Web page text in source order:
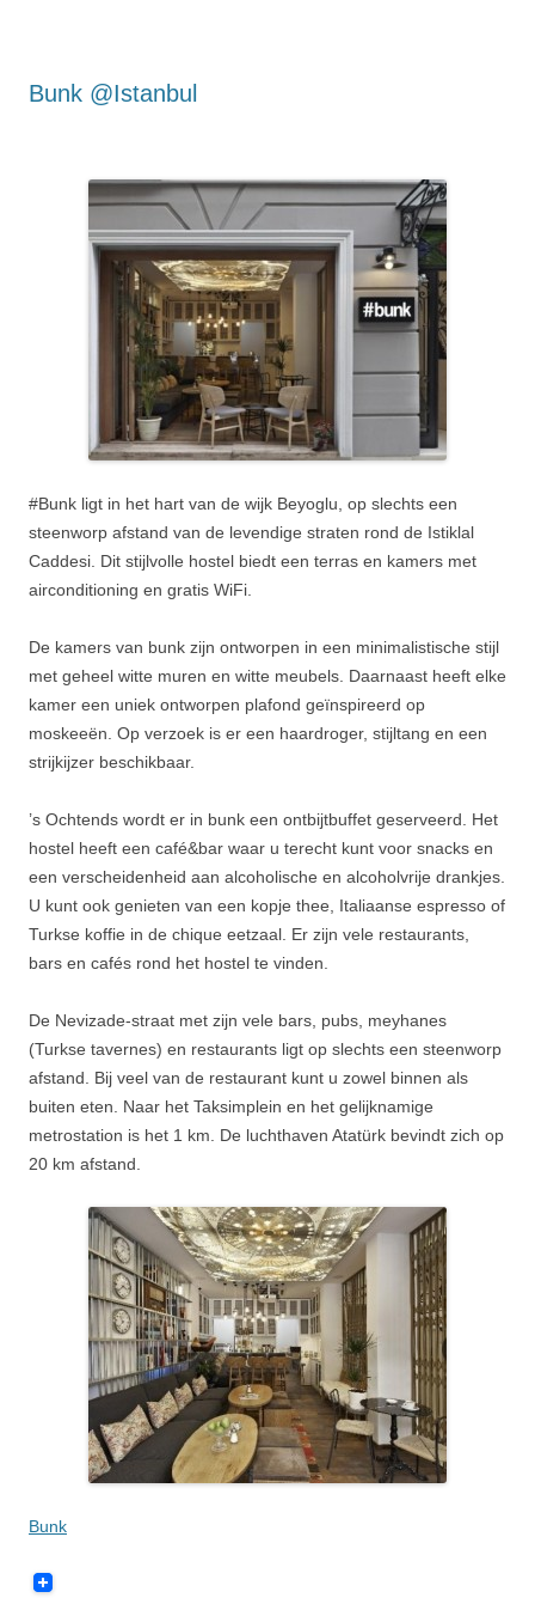
Bunk @Istanbul
#Bunk ligt in het hart van de wijk Beyoglu, op slechts een
steenworp afstand van de levendige straten rond de Istiklal
Caddesi. Dit stijlvolle hostel biedt een terras en kamers met
airconditioning en gratis WiFi.
De kamers van bunk zijn ontworpen in een minimalistische stijl
met geheel witte muren en witte meubels. Daarnaast heeft elke
kamer een uniek ontworpen plafond geïnspireerd op
moskeeën. Op verzoek is er een haardroger, stijltang en een
strijkijzer beschikbaar.
’s Ochtends wordt er in bunk een ontbijtbuffet geserveerd. Het
hostel heeft een café&bar waar u terecht kunt voor snacks en
een verscheidenheid aan alcoholische en alcoholvrije drankjes.
U kunt ook genieten van een kopje thee, Italiaanse espresso of
Turkse koffie in de chique eetzaal. Er zijn vele restaurants,
bars en cafés rond het hostel te vinden.
De Nevizade-straat met zijn vele bars, pubs, meyhanes
(Turkse tavernes) en restaurants ligt op slechts een steenworp
afstand. Bij veel van de restaurant kunt u zowel binnen als
buiten eten. Naar het Taksimplein en het gelijknamige
metrostation is het 1 km. De luchthaven Atatürk bevindt zich op
20 km afstand.
Bunk